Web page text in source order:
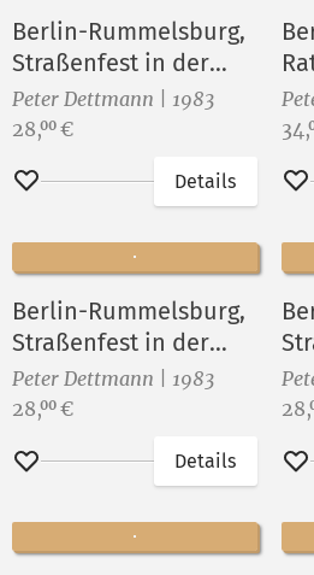
Berlin-Rummelsburg,
Straßenfest in der
Sophienstraße I
Peter Dettmann | 1983
Preis:
28,00 €
Merken
Details
34,
Berlin-Rummelsburg,
Straßenfest in der
Sophienstraße XVI
Peter Dettmann | 1983
Preis:
28,00 €
Merken
Details
28,